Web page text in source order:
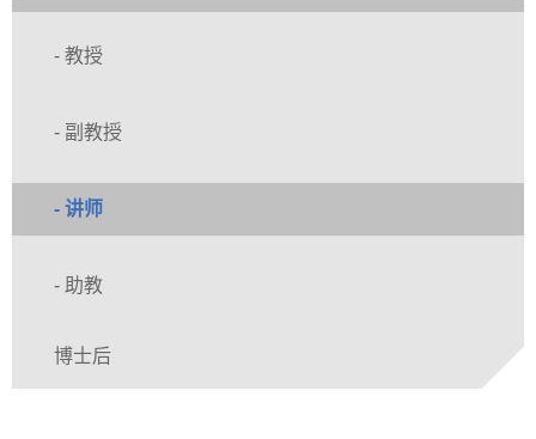
- 教授
- 副教授
- 讲师
- 助教
博士后